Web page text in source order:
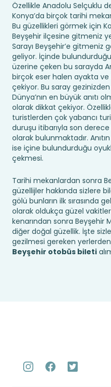
Özellikle Anadolu Selçuklu
Konya’da birçok tarihi
Bu güzellikleri görmek için
Beyşehir ilçesine gitmeniz
Sarayı Beyşehir’e gitmeniz
geliyor. İçinde
üzerine çeken bu sarayda
birçok eser halen ayakta
çekiyor. Bu saray
Dünya’nın en büyük anıtı
olarak dikkat çekiyor.
turistlerden çok yabancı
duruşu itibarıyla son
olarak bulunmaktadır.
ise içine bulundurduğu
çekmesi.
Tarihi mekanlardan sonra
güzellijler hakkında sizlere
gölü bunların ilk sırasında
olarak oldukça güzel
kenarından sonra Beyşehir
diğer doğal güzellik. İşte
gezilmesi gereken yerlerden
Beyşehir otobüs bileti